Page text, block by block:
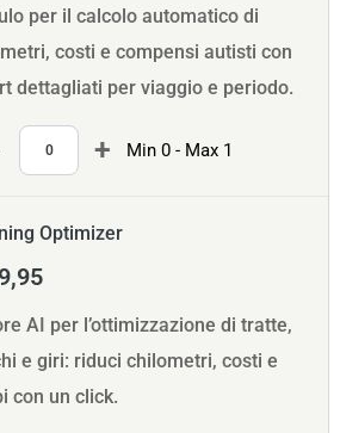
per il calcolo automatico di
costi e compensi autisti con
dettagliati per viaggio e periodo.
Min 0 - Max 1
Optimizer
AI per l’ottimizzazione di tratte,
e giri: riduci chilometri, costi e
con un click.